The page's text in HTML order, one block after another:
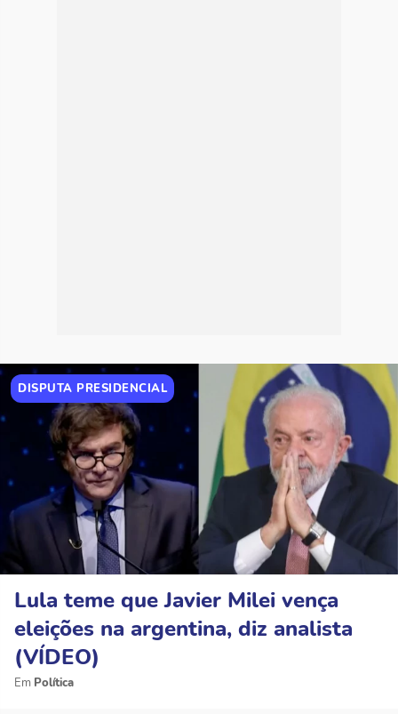
DISPUTA PRESIDENCIAL
Lula teme que Javier Milei vença
eleições na argentina, diz analista
(VÍDEO)
Política